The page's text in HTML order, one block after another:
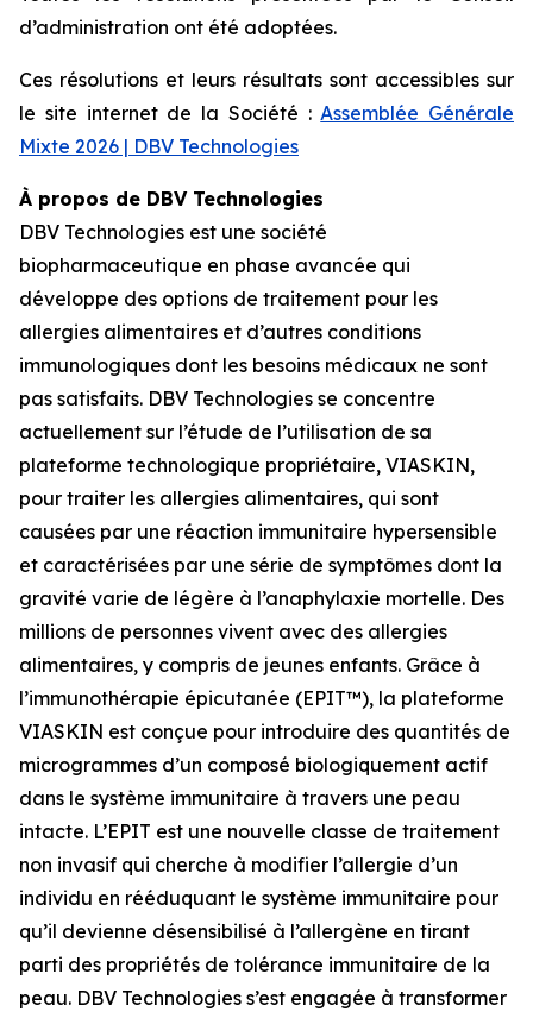
d’administration ont été adoptées.
Ces résolutions et leurs résultats sont accessibles sur
le site internet de la Société :Assemblée Générale
Mixte 2026 | DBV Technologies
À propos de DBV Technologies
DBV Technologies est une société
biopharmaceutique en phase avancée qui
développe des options de traitement pour les
allergies alimentaires et d’autres conditions
immunologiques dont les besoins médicaux ne sont
pas satisfaits. DBV Technologies se concentre
actuellement sur l’étude de l’utilisation de sa
plateforme technologique propriétaire, VIASKIN,
pour traiter les allergies alimentaires, qui sont
causées par une réaction immunitaire hypersensible
et caractérisées par une série de symptômes dont la
gravité varie de légère à l’anaphylaxie mortelle. Des
millions de personnes vivent avec des allergies
alimentaires, y compris de jeunes enfants. Grâce à
l’immunothérapie épicutanée (EPIT™), la plateforme
VIASKIN est conçue pour introduire des quantités de
microgrammes d’un composé biologiquement actif
dans le système immunitaire à travers une peau
intacte. L’EPIT est une nouvelle classe de traitement
non invasif qui cherche à modifier l’allergie d’un
individu en rééduquant le système immunitaire pour
qu’il devienne désensibilisé à l’allergène en tirant
parti des propriétés de tolérance immunitaire de la
peau. DBV Technologies s’est engagée à transformer